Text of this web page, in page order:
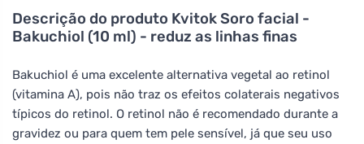
Descrição do produto Kvitok Soro facial -
Bakuchiol (10 ml) - reduz as linhas finas
Bakuchiol é uma excelente alternativa vegetal ao retinol
(vitamina A), pois não traz os efeitos colaterais negativos
típicos do retinol. O retinol não é recomendado durante a
gravidez ou para quem tem pele sensível, já que seu uso